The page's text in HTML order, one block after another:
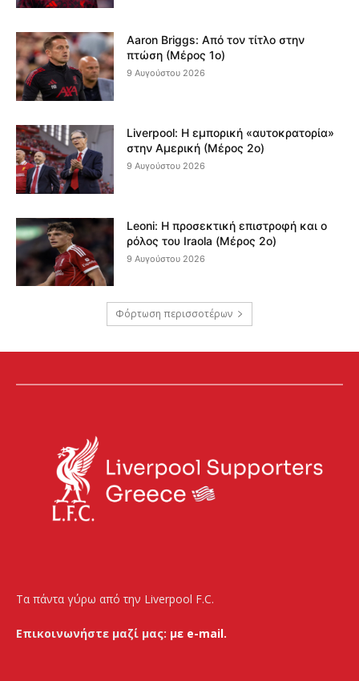
Aaron Briggs: Από τον τίτλο στην
πτώση (Μέρος 1ο)
9 Αυγούστου 2026
Liverpool: Η εμπορική «αυτοκρατορία»
στην Αμερική (Μέρος 2ο)
9 Αυγούστου 2026
Leoni: Η προσεκτική επιστροφή και ο
ρόλος του Iraola (Μέρος 2ο)
9 Αυγούστου 2026
Φόρτωση περισσοτέρων
Τα πάντα γύρω από την Liverpool F.C.
Επικοινωνήστε μαζί μας: με e-mail.